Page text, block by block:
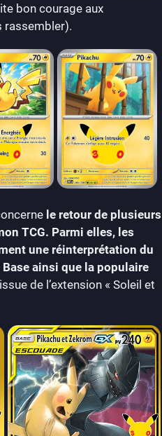
bon courage aux
rassembler).
le retour de plusieurs
TCG. Parmi elles, les
une réinterprétation du
ainsi que la populaire
issue de l’extension « Soleil et